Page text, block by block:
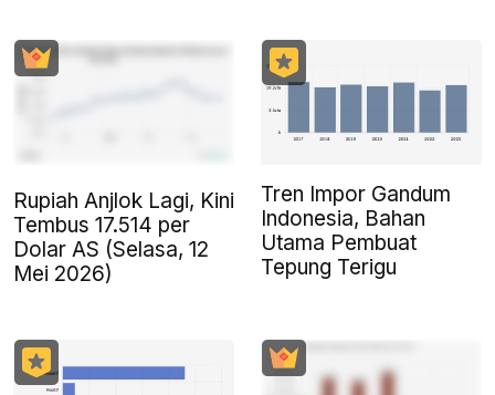
Rupiah Anjlok Lagi, Kini
Tembus 17.514 per
Dolar AS (Selasa, 12
Mei 2026)
Tren Impor Gandum
Indonesia, Bahan
Utama Pembuat
Tepung Terigu